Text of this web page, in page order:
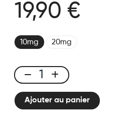
19,90 €
10mg 20mg
London
Crime
-
Ajouter au panier